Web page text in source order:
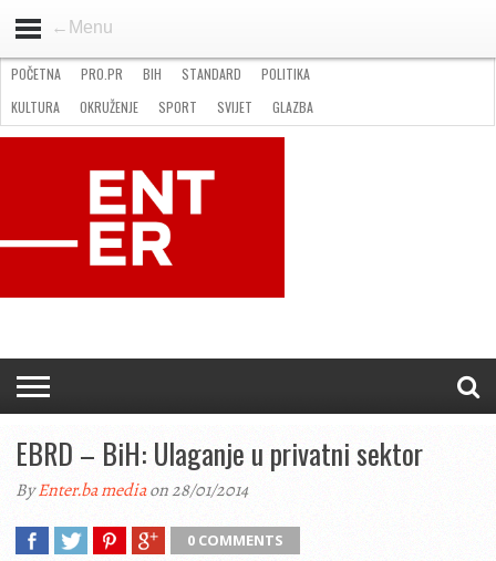
←Menu
STANDARD
GOSPODARSTVO
OKRUŽENJE
POČETNA PRO.PR BIH STANDARD
POLITIKA
KULTURA
OKRUŽENJE SPORT SVIJET
GLAZBA
NATJEČAJI
FILMING LOCATION IN BH KONTAKT
EBRD – BiH: Ulaganje u privatni sektor
ByEnter.ba mediaon 28/01/2014
0 COMMENTS